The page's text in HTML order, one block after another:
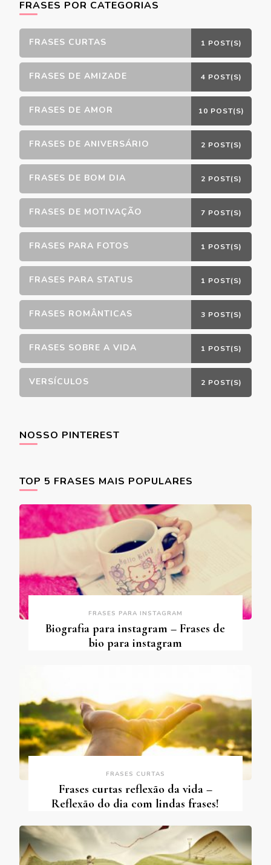
FRASES POR CATEGORIAS
FRASES CURTAS 1 POST(S)
FRASES DE AMIZADE 4 POST(S)
FRASES DE AMOR 10 POST(S)
FRASES DE ANIVERSÁRIO 2 POST(S)
FRASES DE BOM DIA 2 POST(S)
FRASES DE MOTIVAÇÃO 7 POST(S)
FRASES PARA FOTOS 1 POST(S)
FRASES PARA STATUS 1 POST(S)
FRASES ROMÂNTICAS 3 POST(S)
FRASES SOBRE A VIDA 1 POST(S)
VERSÍCULOS 2 POST(S)
NOSSO PINTEREST
TOP 5 FRASES MAIS POPULARES
FRASES PARA INSTAGRAM
Biografia para instagram – Frases de
bio para instagram
FRASES CURTAS
Frases curtas reflexão da vida –
Reflexão do dia com lindas frases!